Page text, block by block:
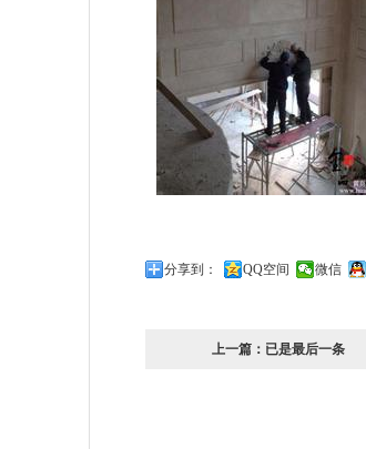
分享到： QQ空间 微信
上一篇：已是最后一条